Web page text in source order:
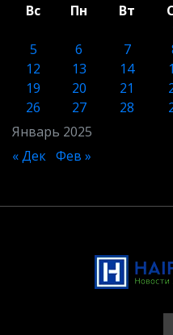
Январь 2025
Вс Пн Вт
5
6 7
12
13 14
19
20 21
26
27 28
« Дек Фев »